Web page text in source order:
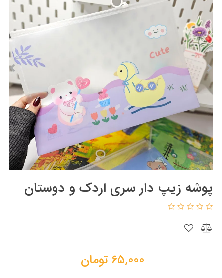
پوشه زیپ دار سری اردک و دوستان
65,000 تومان